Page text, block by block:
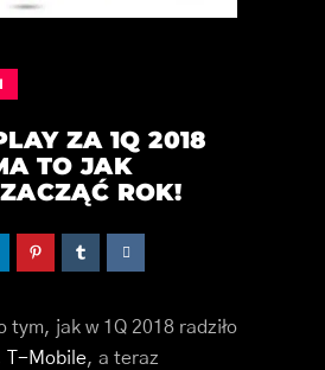
ZA 1Q 2018
TO JAK
ROK!
tym, jak w 1Q 2018 radziło
T-Mobile, a teraz